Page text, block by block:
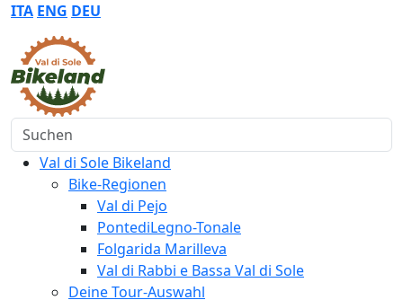
ITA ENG DEU
Suchen
Val di Sole Bikeland
Bike-Regionen
Val di Pejo
PontediLegno-Tonale
Folgarida Marilleva
Val di Rabbi e Bassa Val di Sole
Deine Tour-Auswahl